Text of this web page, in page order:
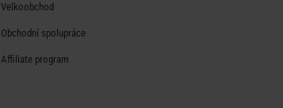
Velkoobchod
Obchodní spolupráce
Affiliate program